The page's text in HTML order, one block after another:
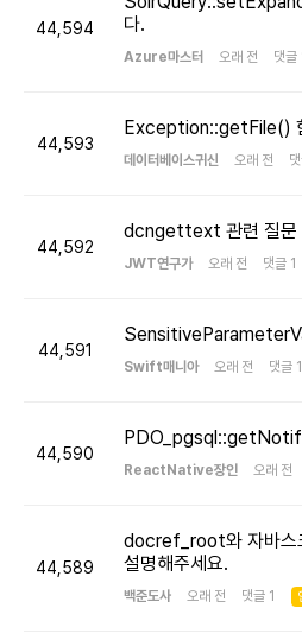
44,594
다.
Azure마스터 오래 전 댓
44,593
Exception::getFile()
데이터베이스귀신 오래 전
44,592
dcngettext 관련 질문
JWT연구가 오래 전 댓글
44,591
Swift매니아 오래 전 댓글
44,590
ReactNative장인 오래
44,589
docref_root와 자바스
설명해주세요.
백준도사 오래 전 댓글 1